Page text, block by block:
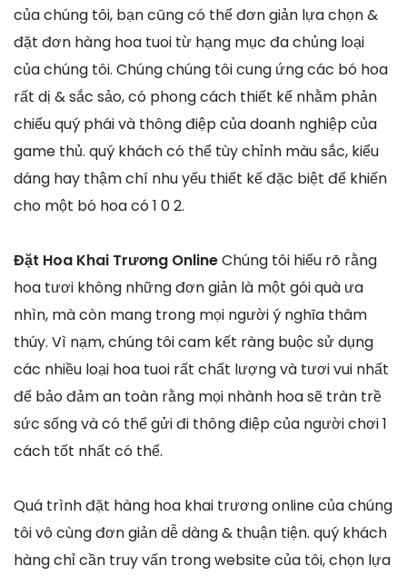
của chúng tôi, bạn cũng có thể đơn giản lựa chọn &
đặt đơn hàng hoa tuoi từ hạng mục đa chủng loại
của chúng tôi. Chúng chúng tôi cung ứng các bó hoa
rất dị & sắc sảo, có phong cách thiết kế nhằm phản
chiếu quý phái và thông điệp của doanh nghiệp của
game thủ. quý khách có thể tùy chỉnh màu sắc, kiểu
dáng hay thậm chí nhu yếu thiết kế đặc biệt để khiến
cho một bó hoa có 1 0 2.
Đặt Hoa Khai Trương OnlineChúng tôi hiểu rõ rằng
hoa tươi không những đơn giản là một gói quà ưa
nhìn, mà còn mang trong mọi người ý nghĩa thâm
thúy. Vì nạm, chúng tôi cam kết ràng buộc sử dụng
các nhiều loại hoa tuoi rất chất lượng và tươi vui nhất
để bảo đảm an toàn rằng mọi nhành hoa sẽ tràn trề
sức sống và có thể gửi đi thông điệp của người chơi 1
cách tốt nhất có thể.
Quá trình đặt hàng hoa khai trương online của chúng
tôi vô cùng đơn giản dễ dàng & thuận tiện. quý khách
hàng chỉ cần truy vấn trong website của tôi, chọn lựa